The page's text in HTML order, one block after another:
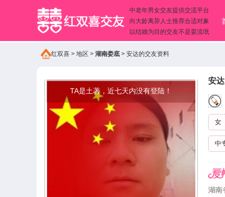
中老年男女交友提供交流平台
向大龄离异人士推荐合适对象
以结婚为目的交友不是耍流氓
红双喜 > 地区 > 湖南娄底 > 安达的交友资料
TA是土著，近七天内没有登陆！
安达
女
中
湖南